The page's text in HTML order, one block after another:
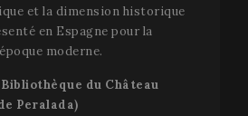
et la dimension historique
en Espagne pour la
moderne.
du Château
Peralada)